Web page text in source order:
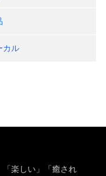
カル
楽しい」「癒され